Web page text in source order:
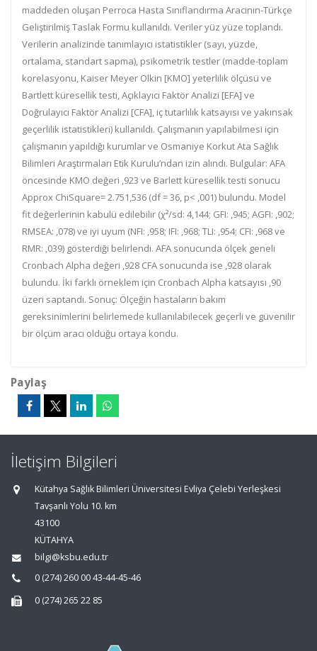
maddeden oluşan Perroca Hasta Sınıflandırma Aracının-Türkçe
Geliştirilmiş Taslak Formu kullanıldı. Veriler yüz yüze toplandı.
Verilerin analizinde tanımlayıcı istatistikler (sayı, yüzde,
ortalama, standart sapma), psikometrik testler (madde-toplam
korelasyonu, Kaiser Meyer Olkin [KMO] yeterlilik ölçüsü ve
Bartlett küresellik testi, Açıklayıcı Faktör Analizi [EFA] ve
Doğrulayıcı Faktör Analizi [CFA], iç tutarlılık katsayısı ve yakınsak
geçerlilik istatistikleri) kullanıldı. Çalışmanın yapılabilmesi için
çalışmanın yapıldığı kurumlar ve Osmaniye Korkut Ata Sağlık
Bilimleri Araştırmaları Etik Kurulu’ndan izin alındı. Bulgular: AFA
öncesinde KMO değeri ,923 ve Barlett küresellik testi sonucu
Approx ChiSquare= 2.751,536 (df = 36, p< ,001) bulundu. Model
fit değerlerinin kabulü edilebilir (χ²/sd: 4,144; GFI: ,945; AGFI: ,902;
RMSEA: ,078) ve iyi uyum (NFI: ,958; IFI: ,968; TLI: ,954; CFI: ,968 ve
RMR: ,039) gösterdiği belirlendi. AFA sonucunda ölçek geneli
Cronbach Alpha değeri ,928 CFA sonucunda ise ,928 olarak
bulundu. İki farklı örneklem için Cronbach Alpha katsayısı ,90
üzeri saptandı. Sonuç: Ölçeğin hastaların bakım
gereksinimlerini belirlemede kullanılabilecek geçerli ve güvenilir
bir ölçüm aracı olduğu ortaya kondu.
Paylaş
İletişim Bilgileri
Kütahya Sağlık Bilimleri Üniversitesi Evliya Çelebi Yerleşkesi
Tavşanlı Yolu 10. km
43100
KÜTAHYA
bilgi@ksbu.edu.tr
0 (274) 260 00 43-44-45-46
0 (274) 265 22 85